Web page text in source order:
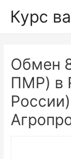
Курс
Обмен
ПМР) в